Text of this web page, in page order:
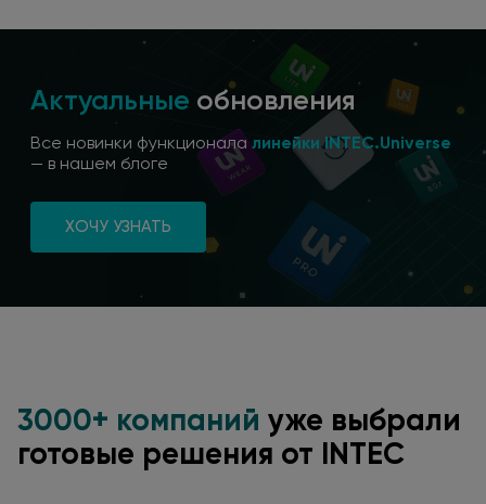
Актуальные обновления
Все новинки функционалалинейки INTEC.Universe
— в нашем блоге
ХОЧУ УЗНАТЬ
3000+ компаний уже выбрали
готовые решения от INTEC